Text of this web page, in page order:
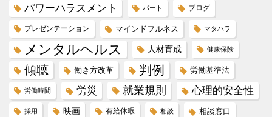
パワーハラスメント パート ブログ
プレゼンテーション マインドフルネス マタハラ
メンタルヘルス 人材育成 健康保険
傾聴 働き方改革 判例 労働基準法
労働時間 労災 就業規則 心理的安全性
採用 映画 有給休暇 相談 相談窓口